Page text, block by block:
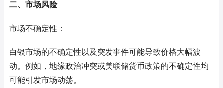
二、市场风险
市场不确定性：
白银市场的不确定性以及突发事件可能导致价格大幅波
动。例如，地缘政治冲突或美联储货币政策的不确定性均
可能引发市场动荡。